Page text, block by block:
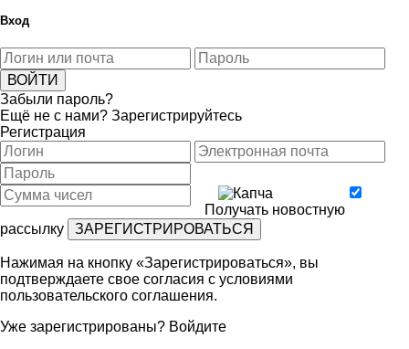
Вход
Забыли пароль?
Ещё не с нами? Зарегистрируйтесь
Регистрация
Получать новостную
рассылку
Нажимая на кнопку «Зарегистрироваться», вы
подтверждаете свое согласия с условиями
пользовательского соглашения.
Уже зарегистрированы? Войдите